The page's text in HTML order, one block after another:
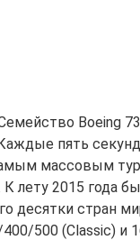
Boeing
пять
массовым
К лету 2015 года
десятки стран
500 (Classic)